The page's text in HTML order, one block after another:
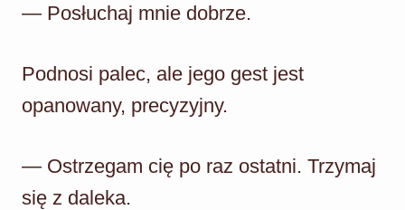
— Posłuchaj mnie dobrze.
Podnosi palec, ale jego gest jest
opanowany, precyzyjny.
— Ostrzegam cię po raz ostatni. Trzymaj
się z daleka.